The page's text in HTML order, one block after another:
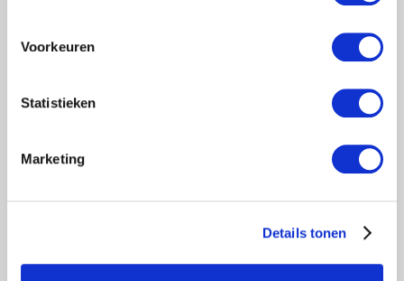
Voorkeuren
Statistieken
Marketing
Details tonen
Rolsteigers
Kamersteigers
Steigeraanhanger